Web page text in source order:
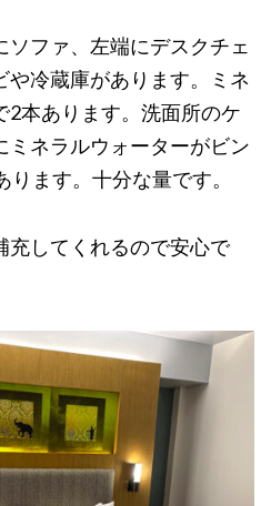
ファ、左端にデスクチェ
や冷蔵庫があります。ミネ
2本あります。洗面所のケ
ミネラルウォーターがビン
ます。十分な量です。
充してくれるので安心で